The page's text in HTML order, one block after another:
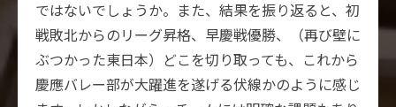
ではないでしょうか。また、結果を振り返ると、初
戦敗北からのリーグ昇格、早慶戦優勝、（再び壁に
ぶつかった東日本）どこを切り取っても、これから
慶應バレー部が大躍進を遂げる伏線かのように感じ